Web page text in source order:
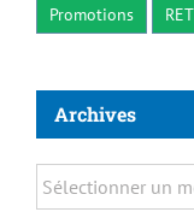
Promotions
Archives
Archives